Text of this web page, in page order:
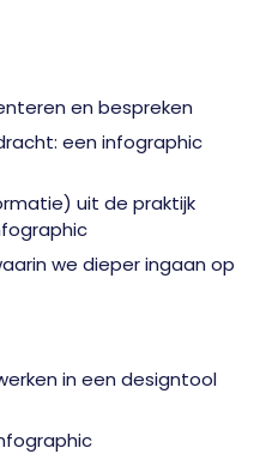
en bespreken
een infographic
uit de praktijk
we dieper ingaan op
in een designtool